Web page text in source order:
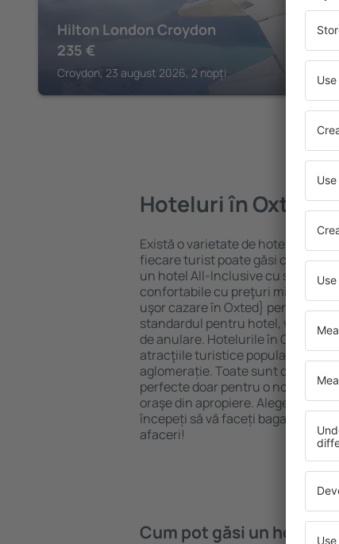
Hilton London Croydon
235 €
Croydon, 23 august 2026, 2 nopți
Hoteluri în Oxted
Există o varietate de hoteluri
fiecare turist poate găsi cazare
un hotel All-Inclusive cu
confortabile cu preţuri mici? Cu
uşor cazare în Oxted} pentru
standardul pentru hotel, verificați
de anulare. Hotelurile în Oxted
atracţiile turistice populare, cât și
aglomerație. Toate sunt
perfecte doar pentru o noapte
oraşe din apropiere. Alegeți
începeți să vă faceți bagajele
afaceri!
Cum pot găsi un hotel în